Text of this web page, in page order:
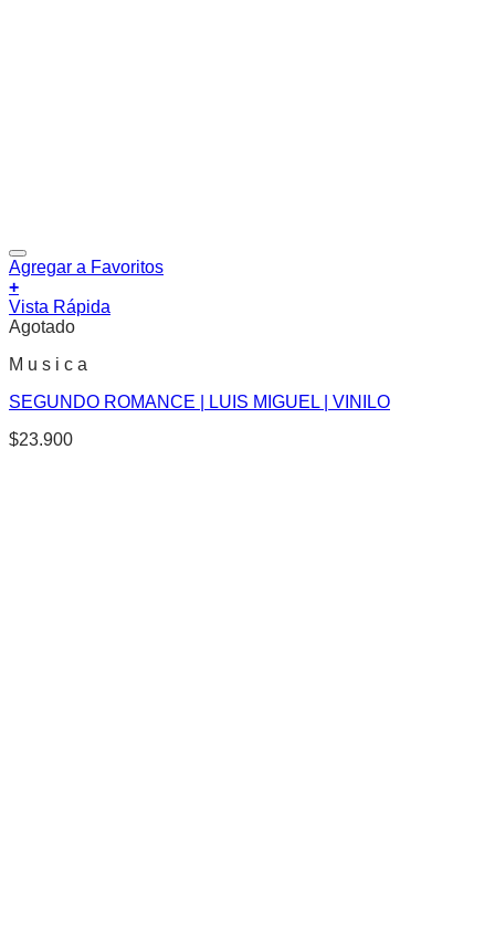
Agregar a Favoritos
+
Vista Rápida
Agotado
M u s i c a
SEGUNDO ROMANCE | LUIS MIGUEL | VINILO
$23.900